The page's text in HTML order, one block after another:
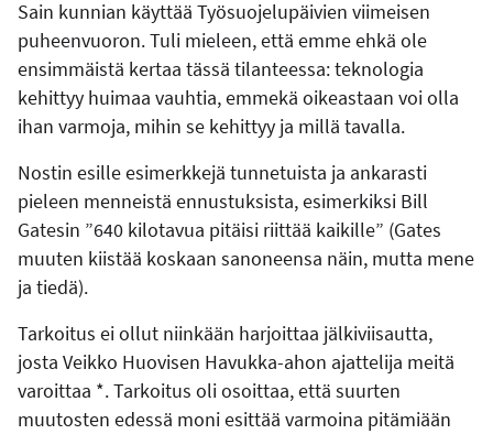
Sain kunnian käyttää Työsuojelupäivien viimeisen
puheenvuoron. Tuli mieleen, että emme ehkä ole
ensimmäistä kertaa tässä tilanteessa: teknologia
kehittyy huimaa vauhtia, emmekä oikeastaan voi olla
ihan varmoja, mihin se kehittyy ja millä tavalla.
Nostin esille esimerkkejä tunnetuista ja ankarasti
pieleen menneistä ennustuksista, esimerkiksi Bill
Gatesin ”640 kilotavua pitäisi riittää kaikille” (Gates
muuten kiistää koskaan sanoneensa näin, mutta mene
ja tiedä).
Tarkoitus ei ollut niinkään harjoittaa jälkiviisautta,
josta Veikko Huovisen Havukka-ahon ajattelija meitä
varoittaa *. Tarkoitus oli osoittaa, että suurten
muutosten edessä moni esittää varmoina pitämiään